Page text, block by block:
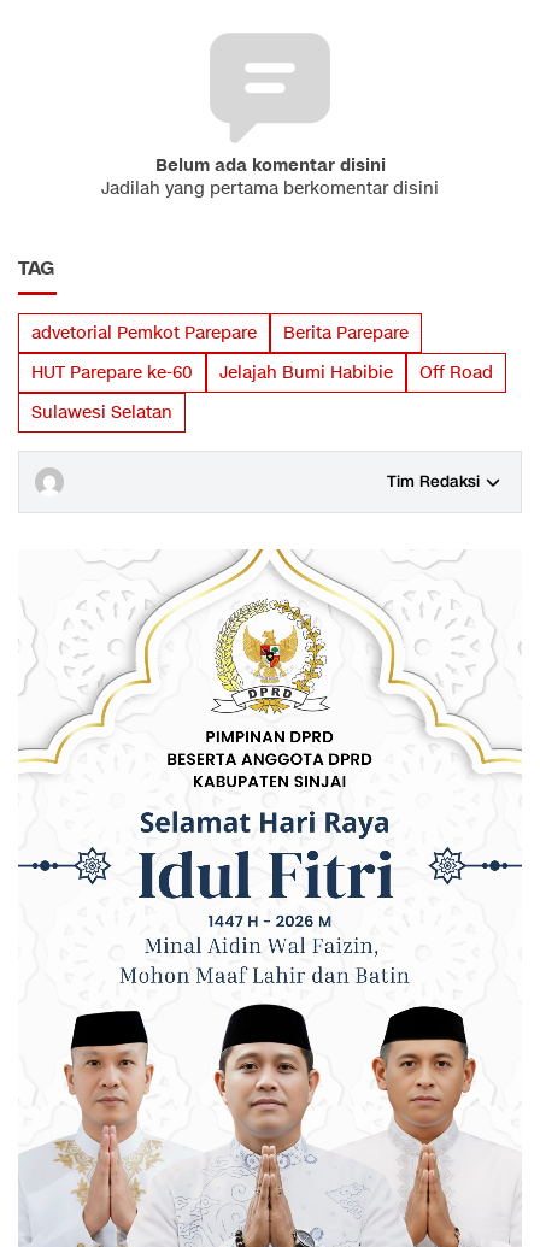
Belum ada komentar disini
Jadilah yang pertama berkomentar disini
TAG
advetorial Pemkot Parepare
Berita Parepare
HUT Parepare ke-60
Jelajah Bumi Habibie
Off Road
Sulawesi Selatan
Tim Redaksi